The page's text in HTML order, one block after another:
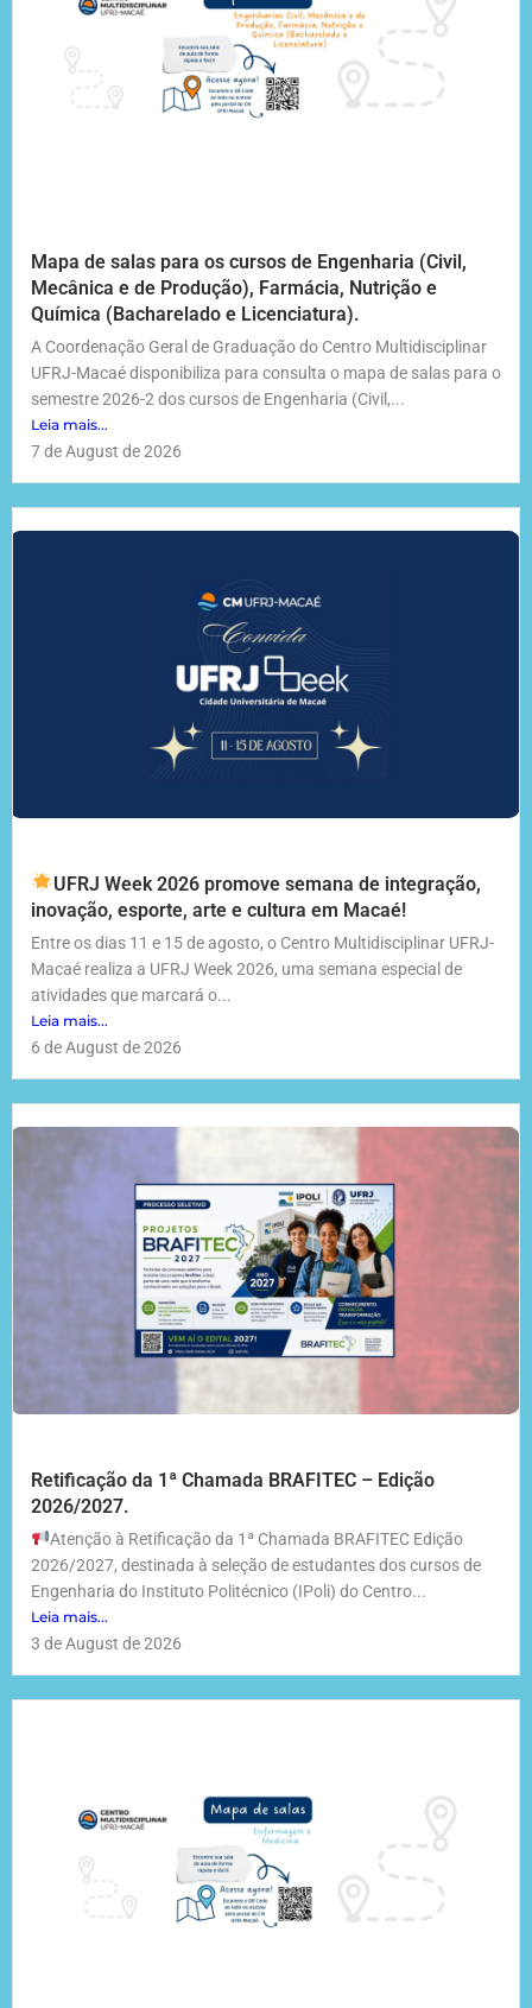
Mapa de salas para os cursos de Engenharia (Civil,
Mecânica e de Produção), Farmácia, Nutrição e
Química (Bacharelado e Licenciatura).
A Coordenação Geral de Graduação do Centro Multidisciplinar
UFRJ-Macaé disponibiliza para consulta o mapa de salas para o
semestre 2026-2 dos cursos de Engenharia (Civil,...
Leia mais...
7 de August de 2026
UFRJ Week 2026 promove semana de integração,
inovação, esporte, arte e cultura em Macaé!
Entre os dias 11 e 15 de agosto, o Centro Multidisciplinar UFRJ-
Macaé realiza a UFRJ Week 2026, uma semana especial de
atividades que marcará o...
Leia mais...
6 de August de 2026
Retificação da 1ª Chamada BRAFITEC – Edição
2026/2027.
Atenção à Retificação da 1ª Chamada BRAFITEC Edição
2026/2027, destinada à seleção de estudantes dos cursos de
Engenharia do Instituto Politécnico (IPoli) do Centro...
Leia mais...
3 de August de 2026